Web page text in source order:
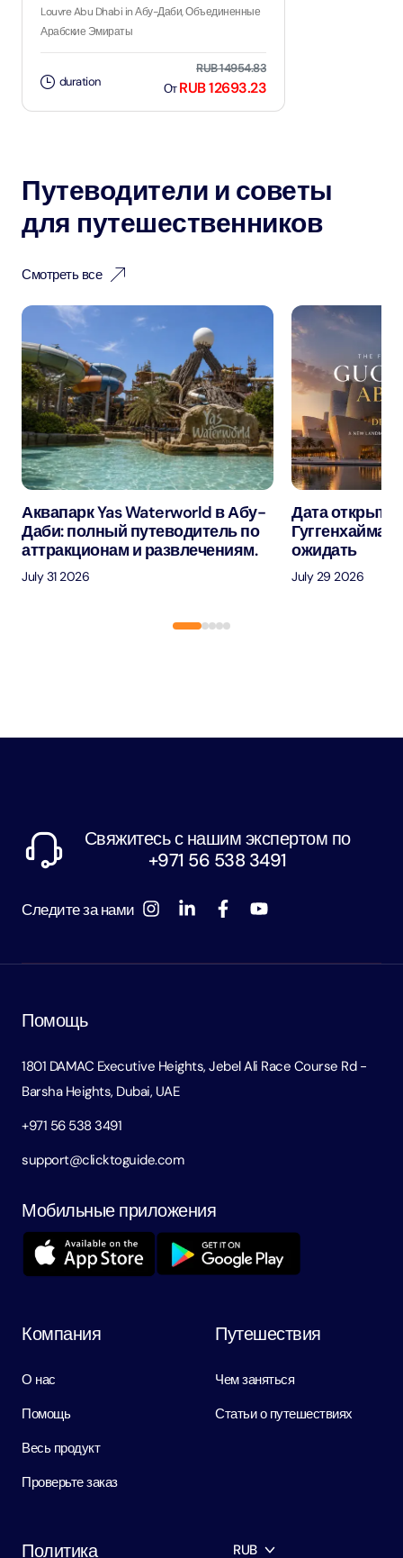
Louvre Abu Dhabi in Абу-Даби, Объединенные
Арабские Эмираты
duration
RUB 14954.83
ОтRUB 12693.23
Путеводители и советы
для путешественников
Смотреть все
Аквапарк Yas Waterworld в Абу-
Даби: полный путеводитель по
аттракционам и развлечениям.
July 31 2026
Дата
Гуггенхайма
ожидать
July 29 2026
Свяжитесь с нашим экспертом по
+971 56 538 3491
Следите за нами
Помощь
1801 DAMAC Executive Heights, Jebel Ali Race Course Rd -
Barsha Heights, Dubai, UAE
+971 56 538 3491
support@clicktoguide.com
Мобильные приложения
Компания
О нас
Помощь
Весь продукт
Проверьте заказ
Путешествия
Чем заняться
Статьи о путешествиях
Политика RUB